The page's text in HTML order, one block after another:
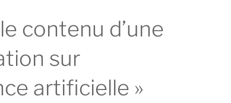
contenu d’une
sur
artificielle »